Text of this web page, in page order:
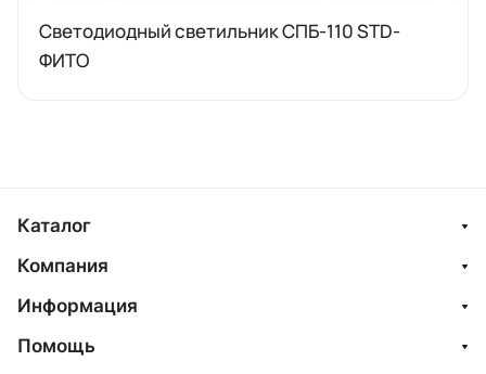
Светодиодный светильник СПБ-110 STD-
ФИТО
Каталог
Компания
Информация
Помощь